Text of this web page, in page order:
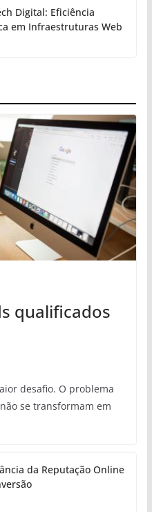
Digital: Eficiência
em Infraestruturas Web
qualificados
desafio. O problema
se transformam em
da Reputação Online